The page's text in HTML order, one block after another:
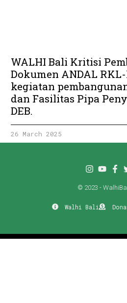
WALHI Bali Kritisi
Dokumen ANDAL
kegiatan
dan Fasilitas Pipa
DEB.
26 March 2025
© 2023 -
Walhi Bali